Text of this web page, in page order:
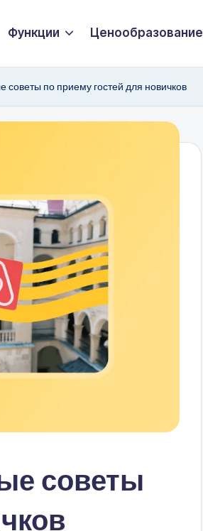
Функции Ценообразование
советы по приему гостей для новичков
советы